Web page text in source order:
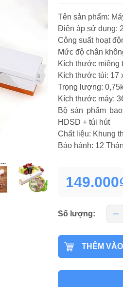
Tên sản phẩm:
Điện áp sử dụng:
Công suất hoạt
Mức độ chân
Kích thước miệng
Kích thước túi: 17
Trọng lượng:
Kích thước máy:
Bộ sản phẩm
HDSD + túi hút
Chất liệu: Khung
Bảo hành: 12
Số lượng:
THÊM